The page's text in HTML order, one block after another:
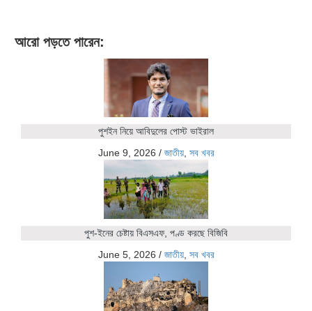
আরো পড়তে পারেন:
পুশইন নিয়ে আবিদুলের পোস্ট ভাইরাল
June 9, 2026 / জাতীয়, সব খবর
পুশ-ইনের চেষ্টায় বিএসএফ, পণ্ড করছে বিজিবি
June 5, 2026 / জাতীয়, সব খবর